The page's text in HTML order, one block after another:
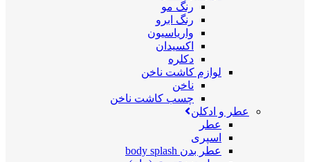
رنگ مو
رنگ ابرو
واریاسیون
اکسیدان
دکلره
لوازم کاشت ناخن
ناخن
چسب کاشت ناخن
عطر و ادکلن
عطر
اسپری
عطر بدن body splash